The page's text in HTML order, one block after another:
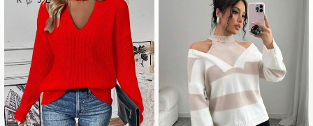
4.91 287K フォロワー
287K フォロワー